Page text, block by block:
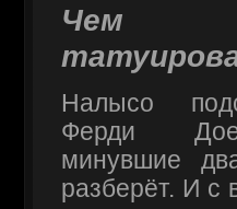
Чем
Налысо
Ферди
минувшие
разберёт. И с